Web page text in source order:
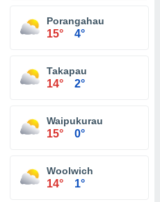
Porangahau
15° 4°
Takapau
14° 2°
Waipukurau
15° 0°
Woolwich
14° 1°